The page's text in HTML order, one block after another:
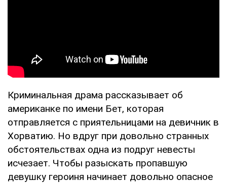
Криминальная драма рассказывает об
американке по имени Бет, которая
отправляется с приятельницами на девичник в
Хорватию. Но вдруг при довольно странных
обстоятельствах одна из подруг невесты
исчезает. Чтобы разыскать пропавшую
девушку героиня начинает довольно опасное